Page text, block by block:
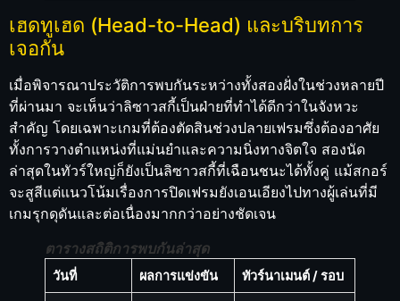
เฮดทูเฮด (Head-to-Head) และบริบทการ
เจอกัน
เมื่อพิจารณาประวัติการพบกันระหว่างทั้งสองฝั่งในช่วงหลายปี
ที่ผ่านมา จะเห็นว่าลิซาวสกี้เป็นฝ่ายที่ทำได้ดีกว่าในจังหวะ
สำคัญ โดยเฉพาะเกมที่ต้องตัดสินช่วงปลายเฟรมซึ่งต้องอาศัย
ทั้งการวางตำแหน่งที่แม่นยำและความนิ่งทางจิตใจ สองนัด
ล่าสุดในทัวร์ใหญ่ก็ยังเป็นลิซาวสกี้ที่เฉือนชนะได้ทั้งคู่ แม้สกอร์
จะสูสีแต่แนวโน้มเรื่องการปิดเฟรมยังเอนเอียงไปทางผู้เล่นที่มี
เกมรุกดุดันและต่อเนื่องมากกว่าอย่างชัดเจน
ตารางสถิติการพบกันล่าสุด
วันที่ ผลการแข่งขัน ทัวร์นาเมนต์ / รอบ